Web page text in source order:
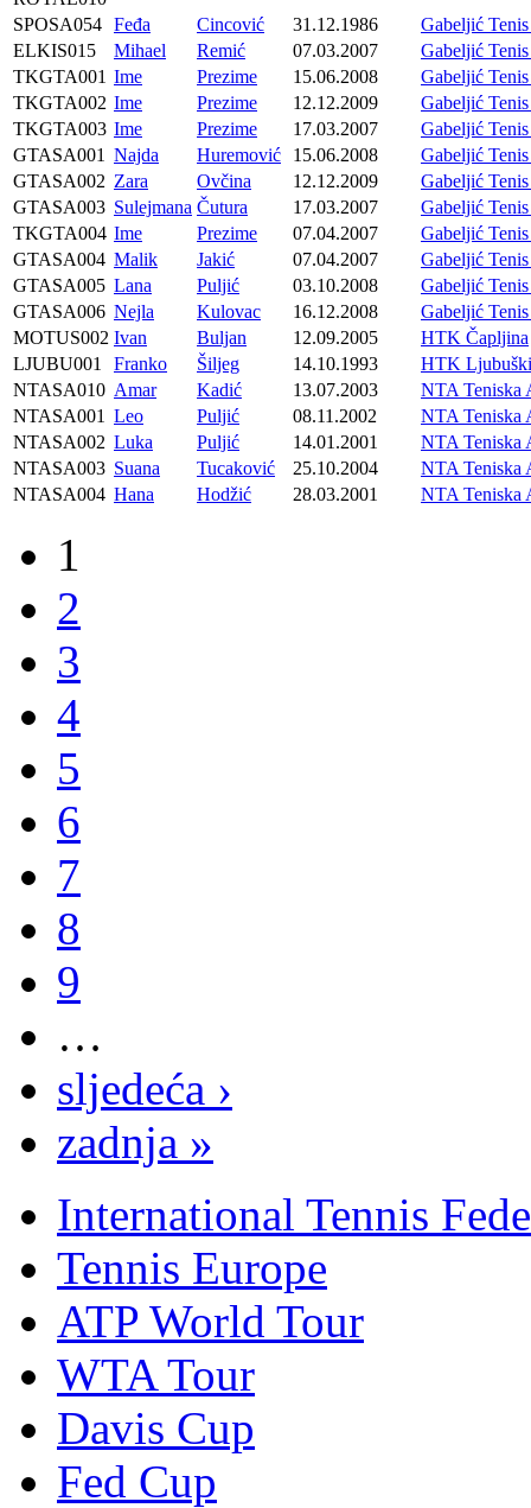
SPOSA054 Feđa Cincović 31.12.1986
Gabeljić
ELKIS015
Mihael Remić 07.03.2007
Gabeljić
TKGTA001 Ime Prezime 15.06.2008
Gabeljić
TKGTA002 Ime Prezime 12.12.2009
Gabeljić
TKGTA003 Ime Prezime 17.03.2007
Gabeljić
GTASA001 Najda Huremović 15.06.2008
Gabeljić
GTASA002 Zara Ovčina 12.12.2009
Gabeljić
GTASA003 Sulejmana Čutura 17.03.2007
Gabeljić
TKGTA004 Ime Prezime 07.04.2007
Gabeljić
GTASA004 Malik Jakić 07.04.2007
Gabeljić
GTASA005 Lana Puljić 03.10.2008
Gabeljić
GTASA006 Nejla Kulovac 16.12.2008
Gabeljić
MOTUS002 Ivan Buljan 12.09.2005
HTK Čapljina
LJUBU001
Franko Šiljeg 14.10.1993
HTK Ljubuški
NTASA010 Amar Kadić 13.07.2003
NTA Teniska
NTASA001 Leo Puljić 08.11.2002
NTA Teniska
NTASA002 Luka Puljić 14.01.2001
NTA Teniska
NTASA003 Suana Tucaković 25.10.2004
NTA Teniska
NTASA004 Hana Hodžić 28.03.2001 NTA Teniska
1
2
3
4
5
6
7
8
9
…
sljedeća ›
zadnja »
International Tennis
Tennis Europe
ATP World Tour
WTA Tour
Davis Cup
Fed Cup